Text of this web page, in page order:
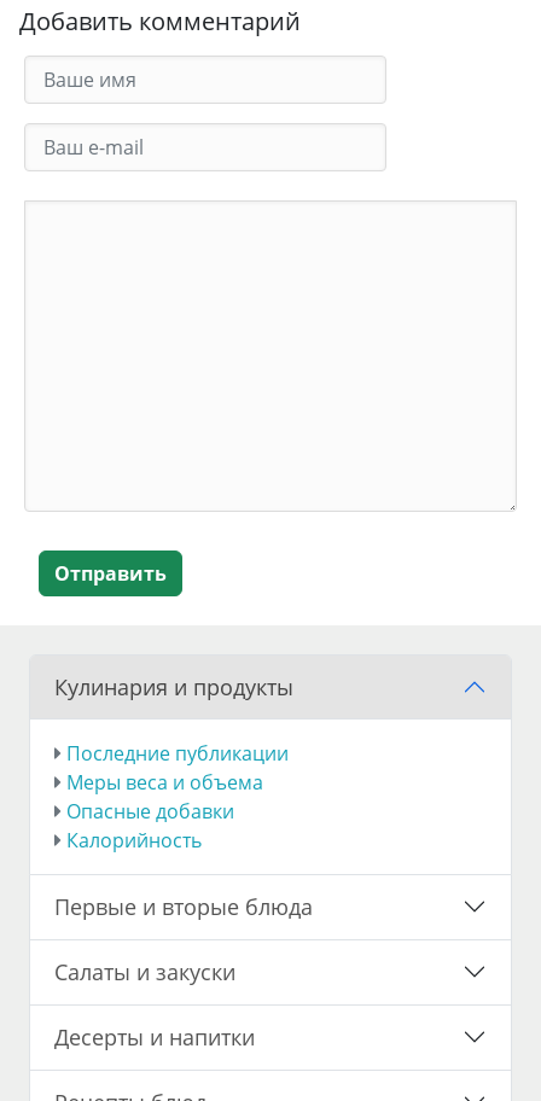
Добавить комментарий
Отправить
Кулинария и продукты
Последние публикации
Меры веса и объема
Опасные добавки
Калорийность
Первые и вторые блюда
Салаты и закуски
Десерты и напитки